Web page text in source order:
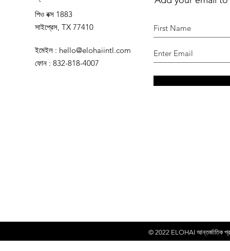
পিও বক্স 1883
সাইপ্রেস, TX 77410
ইমেইল : hello@elohaiintl.com
ফোন : 832-818-4007
© 2022 ELOHAI আন্তর্জাতিক